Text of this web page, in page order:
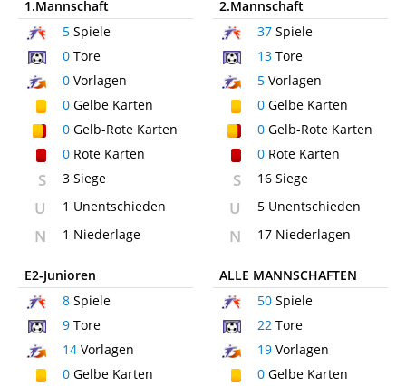
1.Mannschaft
5 Spiele
0 Tore
0 Vorlagen
0 Gelbe Karten
0 Gelb-Rote Karten
0 Rote Karten
S 3 Siege
U 1 Unentschieden
N 1 Niederlage
2.Mannschaft
37Spiele
13Tore
5Vorlagen
0Gelbe Karten
0Gelb-Rote Karten
0Rote Karten
S 16 Siege
U 5 Unentschieden
N 17 Niederlagen
E2-Junioren
8 Spiele
9 Tore
14 Vorlagen
0 Gelbe Karten
ALLE MANNSCHAFTEN
50Spiele
22Tore
19Vorlagen
0Gelbe Karten